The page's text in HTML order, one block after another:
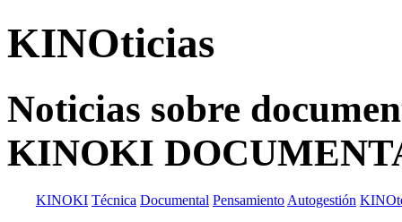
KINOticias
Noticias sobre
KINOKI
KINOKI Técnica Documental Pensamiento Autogestión